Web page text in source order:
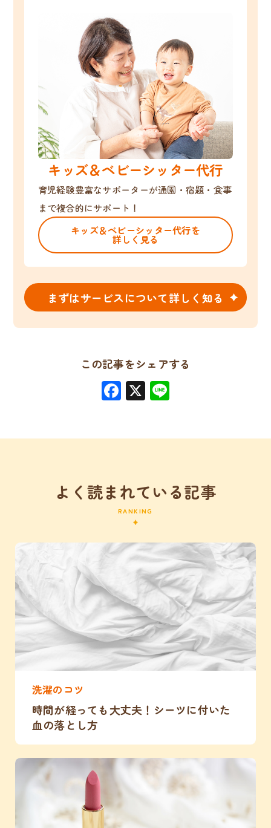
キッズ＆ベビーシッター代行
育児経験豊富なサポーターが通園・宿題・食事
まで複合的にサポート！
キッズ＆ベビーシッター代行を
詳しく見る
まずはサービスについて詳しく知る
この記事をシェアする
Facebook
X
よく読まれている記事
RANKING
洗濯のコツ
時間が経っても大丈夫！シーツに付いた
血の落とし方